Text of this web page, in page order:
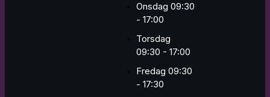
Onsdag 09:30
- 17:00
Torsdag
09:30 - 17:00
Fredag 09:30
- 17:30